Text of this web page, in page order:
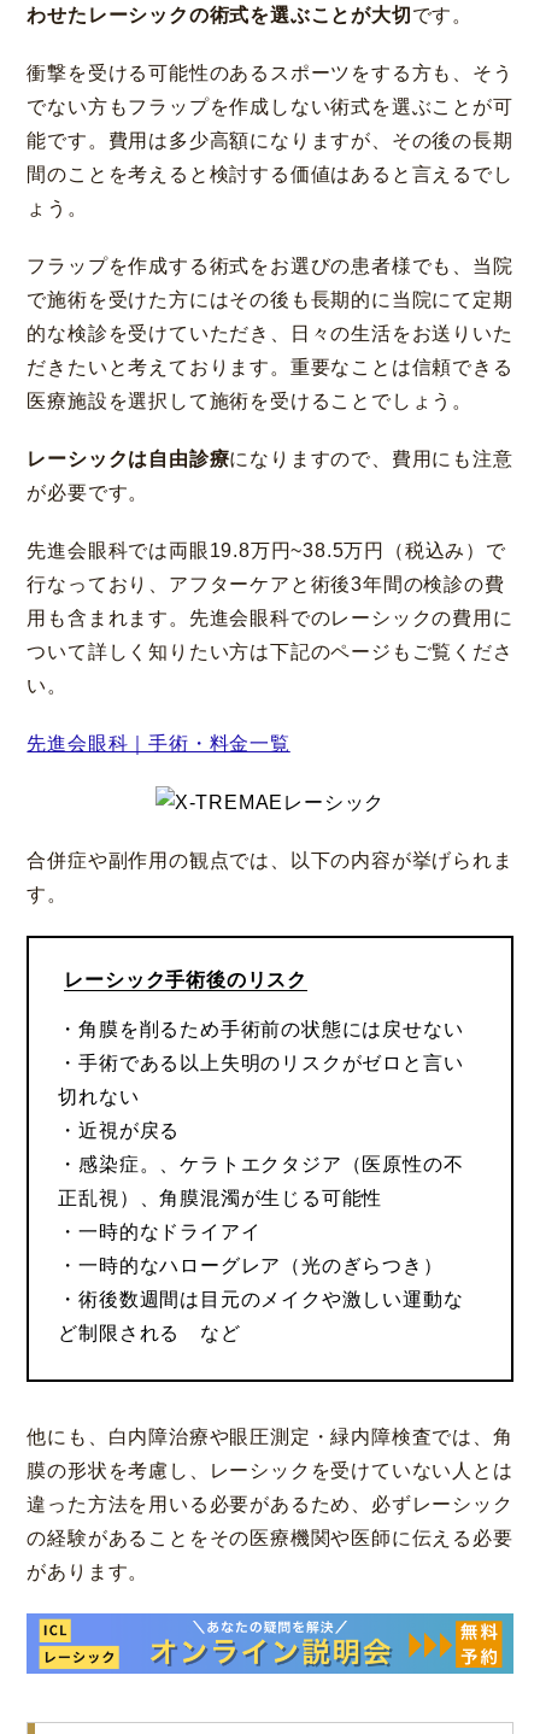
わせたレーシックの術式を選ぶことが大切 です。
衝撃を受ける可能性のあるスポーツをする方も、そう
でない方もフラップを作成しない術式を選ぶことが可
能です。費用は多少高額になりますが、その後の長期
間のことを考えると検討する価値はあると言えるでし
ょう。
フラップを作成する術式をお選びの患者様でも、当院
で施術を受けた方にはその後も長期的に当院にて定期
的な検診を受けていただき、日々の生活をお送りいた
だきたいと考えております。重要なことは信頼できる
医療施設を選択して施術を受けることでしょう。
レーシックは自由診療になりますので、費用にも注意
が必要です。
先進会眼科では両眼19.8万円~38.5万円（税込み）で
行なっており、アフターケアと術後3年間の検診の費
用も含まれます。先進会眼科でのレーシックの費用に
ついて詳しく知りたい方は下記のページもご覧くださ
い。
先進会眼科｜手術・料金一覧
合併症や副作用の観点では、以下の内容が挙げられま
す。
レーシック手術後のリスク
・角膜を削るため手術前の状態には戻せない
・手術である以上失明のリスクがゼロと言い
切れない
・近視が戻る
・感染症。、ケラトエクタジア（医原性の不
正乱視）、角膜混濁が生じる可能性
・一時的なドライアイ
・一時的なハローグレア（光のぎらつき）
・術後数週間は目元のメイクや激しい運動な
ど制限される など
他にも、白内障治療や眼圧測定・緑内障検査では、角
膜の形状を考慮し、レーシックを受けていない人とは
違った方法を用いる必要があるため、必ずレーシック
の経験があることをその医療機関や医師に伝える必要
があります。
CLOSE
福岡 飯塚